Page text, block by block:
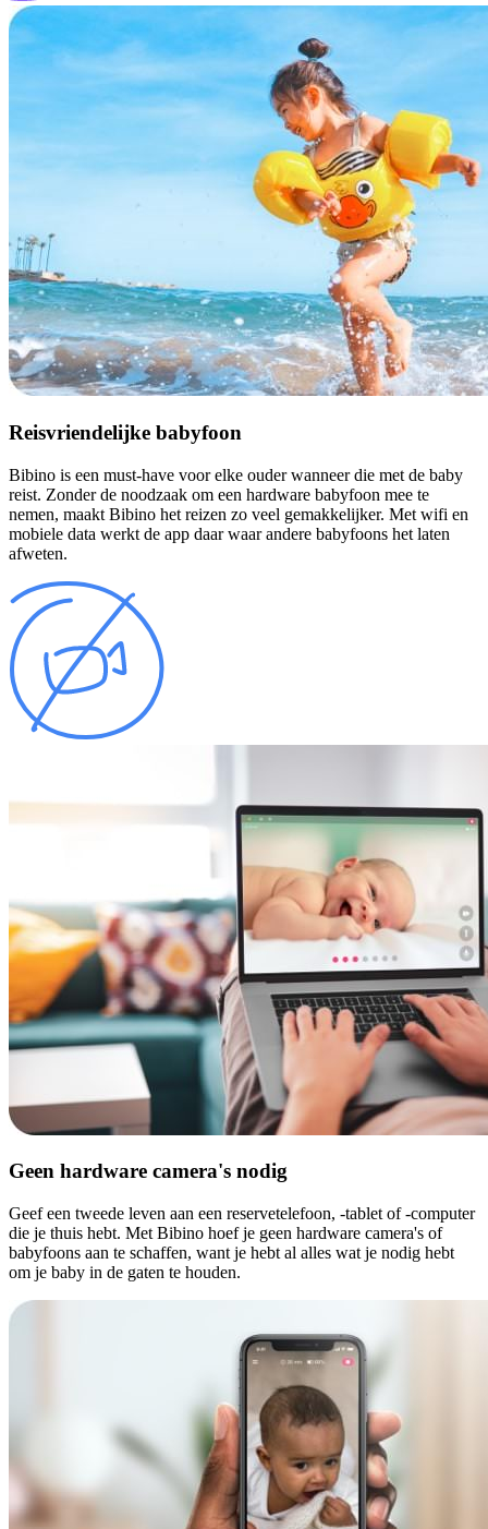
Reisvriendelijke babyfoon
Bibino is een must-have voor elke ouder wanneer die met de baby
reist. Zonder de noodzaak om een hardware babyfoon mee te
nemen, maakt Bibino het reizen zo veel gemakkelijker. Met wifi en
mobiele data werkt de app daar waar andere babyfoons het laten
afweten.
Geen hardware camera's nodig
Geef een tweede leven aan een reservetelefoon, -tablet of -computer
die je thuis hebt. Met Bibino hoef je geen hardware camera's of
babyfoons aan te schaffen, want je hebt al alles wat je nodig hebt
om je baby in de gaten te houden.